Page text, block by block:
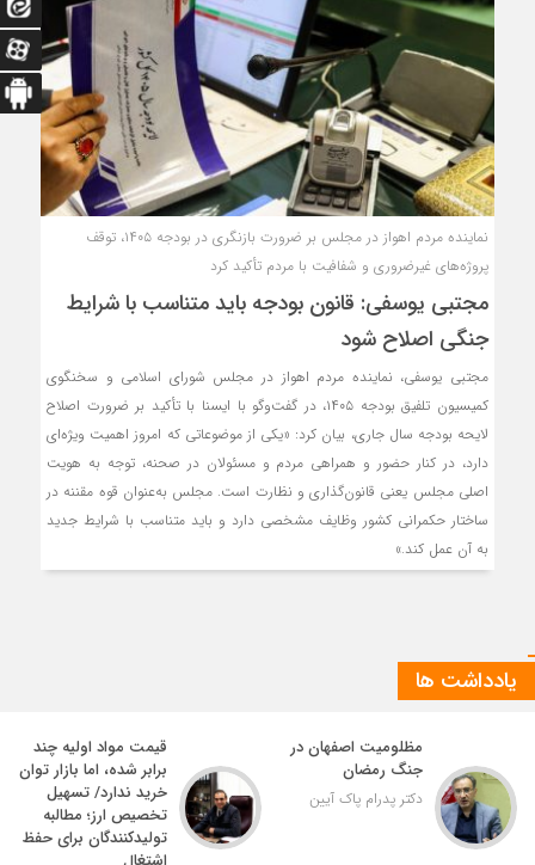
نماینده مردم اهواز در مجلس بر ضرورت بازنگری در بودجه ۱۴۰۵، توقف
پروژه‌های غیرضروری و شفافیت با مردم تأکید کرد
مجتبی یوسفی: قانون بودجه باید متناسب با شرایط
جنگی اصلاح شود
مجتبی یوسفی، نماینده مردم اهواز در مجلس شورای اسلامی و سخنگوی
کمیسیون تلفیق بودجه ۱۴۰۵، در گفت‌وگو با ایسنا با تأکید بر ضرورت اصلاح
لایحه بودجه سال جاری، بیان کرد: «یکی از موضوعاتی که امروز اهمیت ویژه‌ای
دارد، در کنار حضور و همراهی مردم و مسئولان در صحنه، توجه به هویت
اصلی مجلس یعنی قانون‌گذاری و نظارت است. مجلس به‌عنوان قوه مقننه در
ساختار حکمرانی کشور وظایف مشخصی دارد و باید متناسب با شرایط جدید
به آن عمل کند.»
یادداشت ها
مظلومیت اصفهان در
جنگ رمضان
دکتر پدرام پاک آیین
قیمت مواد اولیه چند
برابر شده، اما بازار توان
خرید ندارد/ تسهیل
تخصیص ارز؛ مطالبه
تولیدکنندگان برای حفظ